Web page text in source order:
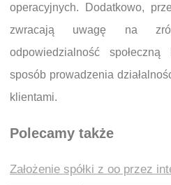
operacyjnych. Dodatkowo,
zwracają uwagę na
odpowiedzialność
sposób prowadzenia
klientami.
Polecamy także
Założenie spółki z oo przez